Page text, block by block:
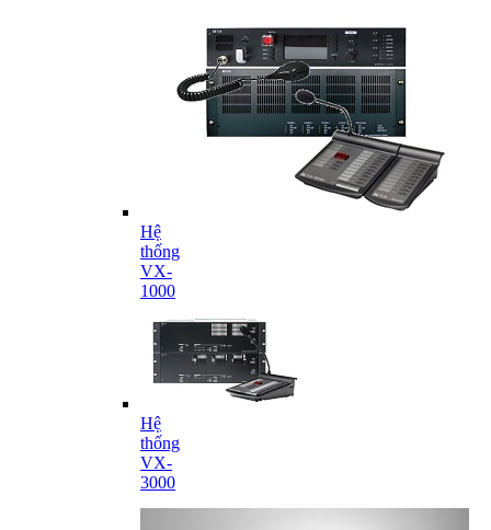
Hệ
thống
VX-
1000
Hệ
thống
VX-
3000